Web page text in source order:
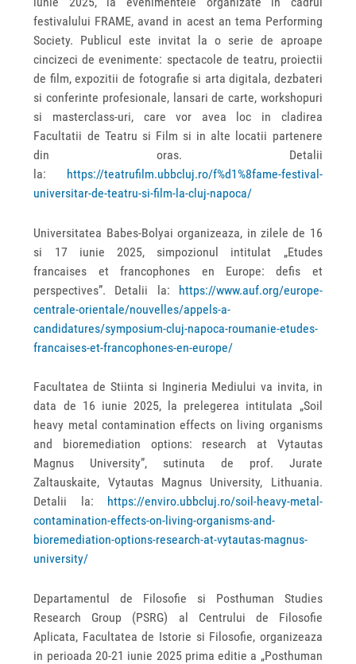
festivalului FRAME, avand in acest an tema Performing
Society. Publicul este invitat la o serie de aproape
cincizeci de evenimente: spectacole de teatru, proiectii
de film, expozitii de fotografie si arta digitala, dezbateri
si conferinte profesionale, lansari de carte, workshopuri
si masterclass-uri, care vor avea loc in cladirea
Facultatii de Teatru si Film si in alte locatii partenere
din oras. Detalii
la: https://teatrufilm.ubbcluj.ro/f%d1%8fame-festival-
universitar-de-teatru-si-film-la-cluj-napoca/
Universitatea Babes-Bolyai organizeaza, in zilele de 16
si 17 iunie 2025, simpozionul intitulat „Etudes
francaises et francophones en Europe: defis et
perspectives”. Detalii la: https://www.auf.org/europe-
centrale-orientale/nouvelles/appels-a-
candidatures/symposium-cluj-napoca-roumanie-etudes-
francaises-et-francophones-en-europe/
Facultatea de Stiinta si Ingineria Mediului va invita, in
data de 16 iunie 2025, la prelegerea intitulata „Soil
heavy metal contamination effects on living organisms
and bioremediation options: research at Vytautas
Magnus University”, sutinuta de prof. Jurate
Zaltauskaite, Vytautas Magnus University, Lithuania.
Detalii la:
https://enviro.ubbcluj.ro/soil-heavy-metal-
contamination-effects-on-living-organisms-and-
bioremediation-options-research-at-vytautas-magnus-
university/
Departamentul de Filosofie si Posthuman Studies
Research Group (PSRG) al Centrului de Filosofie
Aplicata, Facultatea de Istorie si Filosofie, organizeaza
in perioada 20-21 iunie 2025 prima editie a „Posthuman